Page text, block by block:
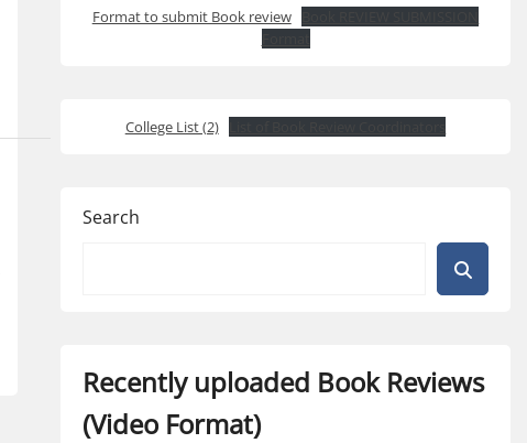
Format to submit Book review
College List (2)
Search
Recently uploaded Book Reviews
(Video Format)